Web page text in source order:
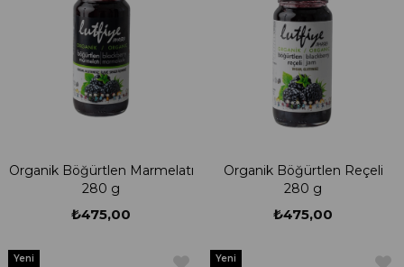
Organik Böğürtlen Marmelatı
280 g
₺475,00
Organik Böğürtlen Reçeli
280 g
₺475,00
Yeni
Yeni